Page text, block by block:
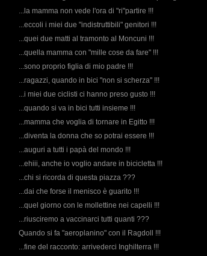
...la mamma non vede l'ora di "ri"partire !!!
...eccoli i miei due "indistruttibili" genitori !!!
...quei due matti al tramonto al Moncuni !!!
...quella mamma con "mille cose da fare" !!!
...sono proprio figlia di mio padre !!!
...ragazzi, quando in bici "non si scherza" !!!
...i miei due ciclisti ci hanno preso gusto !!!
...quando si va in bici tutti insieme !!!
...mamma che voglia di tornare in Egitto !!!
...diventa la donna che so potrai essere !!!
...auguri a tutti i papà del mondo !!!
...ehiii, anche io voglio andare in bicicletta !!!
...chi si ricorda di questa piazza ???
...dai che forse il menisco è guarito !!!
...quel giorno con le mollettine nei capelli !!!
...riusciremo a vaccinarci tutti quanti ???
Quando si fa "aeroplanino" con il Ragdoll !!!
...fine del racconto: arrivederci Inghilterra !!!